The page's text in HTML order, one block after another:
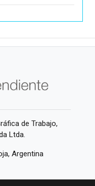
de Trabajo,
Ltda.
Argentina